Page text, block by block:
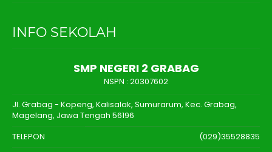
INFO SEKOLAH
SMP NEGERI 2 GRABAG
NSPN : 20307602
Jl. Grabag - Kopeng, Kalisalak, Sumurarum, Kec. Grabag,
Magelang, Jawa Tengah 56196
TELEPON
(029)35528835